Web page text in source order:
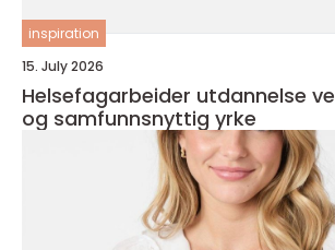
inspiration
15. July 2026
Helsefagarbeider utdannelse veien til et trygt
og samfunnsnyttig yrke